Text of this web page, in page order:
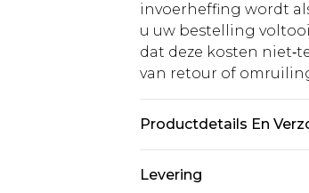
invoerheffing wordt
u uw bestelling
dat deze kosten
van retour of
Productdetails En
Levering